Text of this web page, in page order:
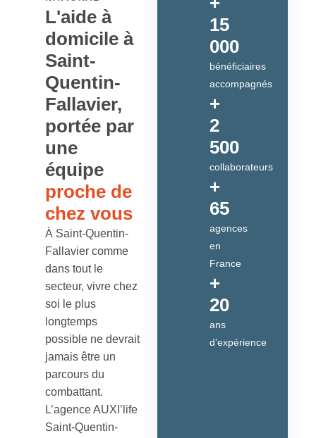
L'aide à
domicile à
Saint-
Quentin-
Fallavier,
portée par
une
équipe
proche de
chez vous
À Saint-Quentin-
Fallavier comme
dans tout le
secteur, vivre chez
soi le plus
longtemps
possible ne devrait
jamais être un
parcours du
combattant.
L’agence AUXI’life
Saint-Quentin-
15
000
bénéficiaires
accompagnés
+
2
500
collaborateurs
+
65
agences
en
France
+
20
ans
d’expérience